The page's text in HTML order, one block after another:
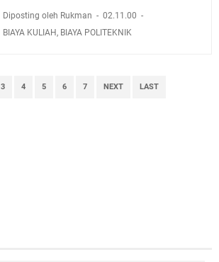
Diposting oleh Rukman
02.11.00
BIAYA KULIAH, BIAYA POLITEKNIK
3 4 5 6 7 NEXT LAST